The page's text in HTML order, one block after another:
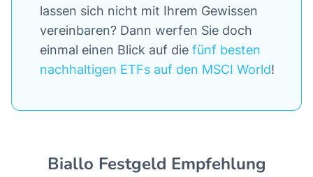
lassen sich nicht mit Ihrem Gewissen
vereinbaren? Dann werfen Sie doch
einmal einen Blick auf die fünf besten
nachhaltigen ETFs auf den MSCI World!
Biallo Festgeld Empfehlung